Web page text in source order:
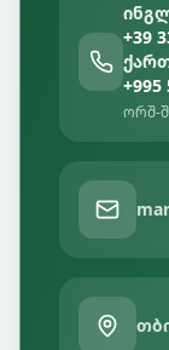
+39
+995
ორშ-